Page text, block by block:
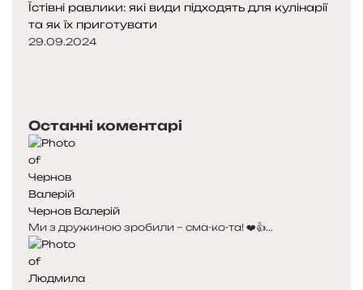
Їстівні равлики: які види підходять для кулінарії
та як їх приготувати
29.09.2024
Останні коментарі
Чернов Валерій
Ми з дружиною зробили – сма-ко-та! ❤️👍...